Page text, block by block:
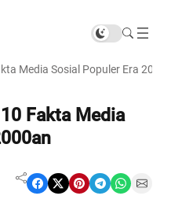
Media Sosial Populer Era
Fakta Media
Share on Facebook Share on X Share on Pinterest Share on Telegram Share on WhatsApp Share on Email